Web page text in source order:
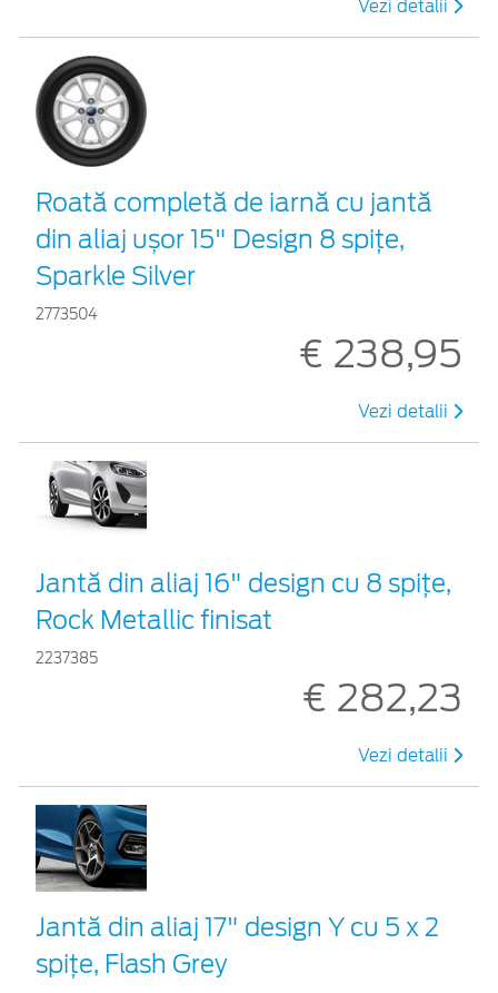
Vezi detalii
Roată completă de iarnă cu jantă
din aliaj ușor 15" Design 8 spițe,
Sparkle Silver
2773504
€ 238,95
Vezi detalii
Jantă din aliaj 16" design cu 8 spițe,
Rock Metallic finisat
2237385
€ 282,23
Vezi detalii
Jantă din aliaj 17" design Y cu 5 x 2
spițe, Flash Grey